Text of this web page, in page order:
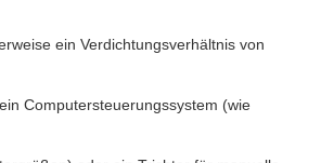
ein Verdichtungsverhältnis von
Computersteuerungssystem (wie